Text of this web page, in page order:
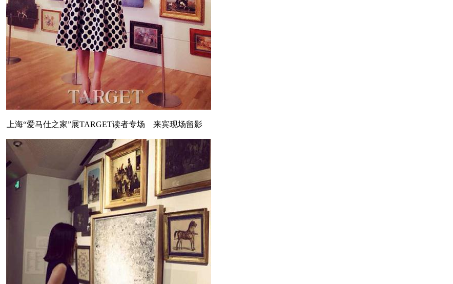
上海“爱马仕之家”展TARGET读者专场 来宾现场留影